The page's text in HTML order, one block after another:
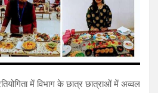
में विभाग के छात्र छात्राओं में अव्वल